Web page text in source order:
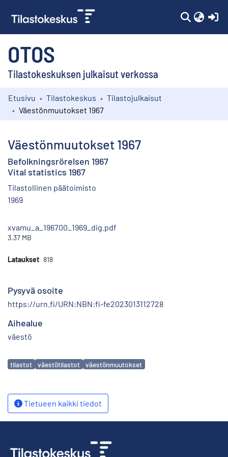
OTOS
Tilastokeskuksen julkaisut verkossa
Kokoelmat
Etusivu Tilastokeskus
Tilastojulkaisut
Väestönmuutokset 1967
Väestönmuutokset 1967
Befolkningsrörelsen 1967
Vital statistics 1967
Tilastollinen päätoimisto
1969
xvamu_a_196700_1969_dig.pdf
3.37 MB
Lataukset 818
Pysyvä osoite
https://urn.fi/URN:NBN:fi-fe2023013112728
Aihealue
väestö
Avainsanat
tilastot väestötilastot väestönmuutokset
Tietueen kaikki tiedot